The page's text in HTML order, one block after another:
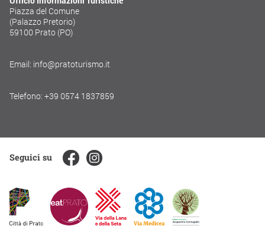
Piazza del Comune
(Palazzo Pretorio)
59100 Prato (PO)
Email: info@pratoturismo.it
Telefono: +39 0574 1837859
Seguici su